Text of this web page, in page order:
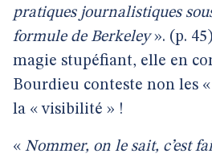
pratiques journalistiques
formule de Berkeley». (p.
magie stupéfiant, elle en
Bourdieu conteste non les «
la « visibilité » !
« Nommer, on le sait, c’est